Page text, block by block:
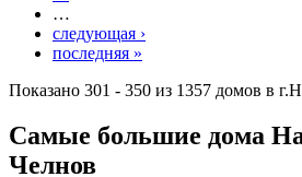
…
следующая ›
последняя »
Показано 301 - 350 из 1357 домов в
Самые большие дома
Челнов